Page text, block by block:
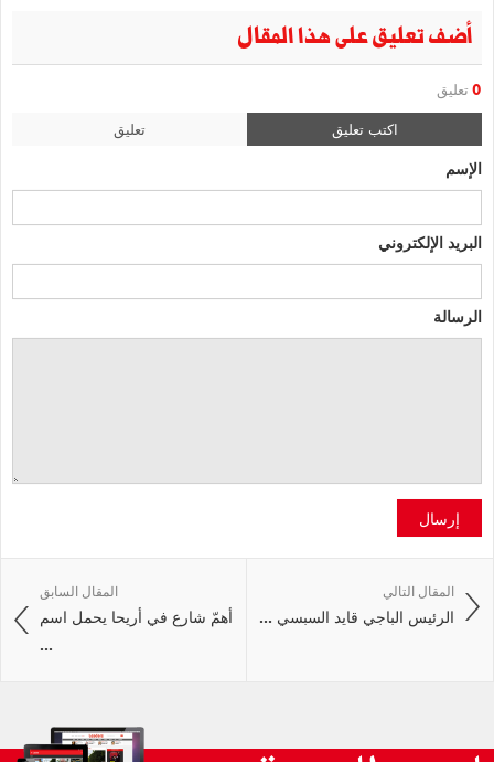
أضف تعليق على هذا المقال
0 تعليق
اكتب تعليق تعليق
الإسم
البريد الإلكتروني
الرسالة
إرسال
المقال السابق
أهمّ شارع في أريحا يحمل اسم
...
المقال التالي
الرئيس الباجي قايد السبسي ...